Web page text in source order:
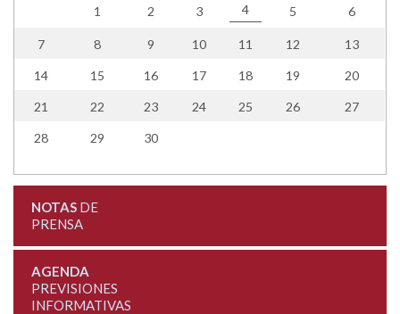
1 2 3 4 5 6
7 8 9 10 11 12 13
14 15 16 17 18 19 20
21 22 23 24 25 26 27
28 29 30
NOTASDE
PRENSA
AGENDA
PREVISIONES
INFORMATIVAS